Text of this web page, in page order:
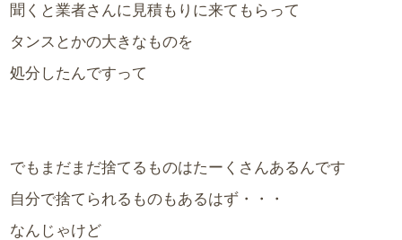
聞くと業者さんに見積もりに来てもらって
タンスとかの大きなものを
処分したんですって
でもまだまだ捨てるものはたーくさんあるんです
自分で捨てられるものもあるはず・・・
なんじゃけど